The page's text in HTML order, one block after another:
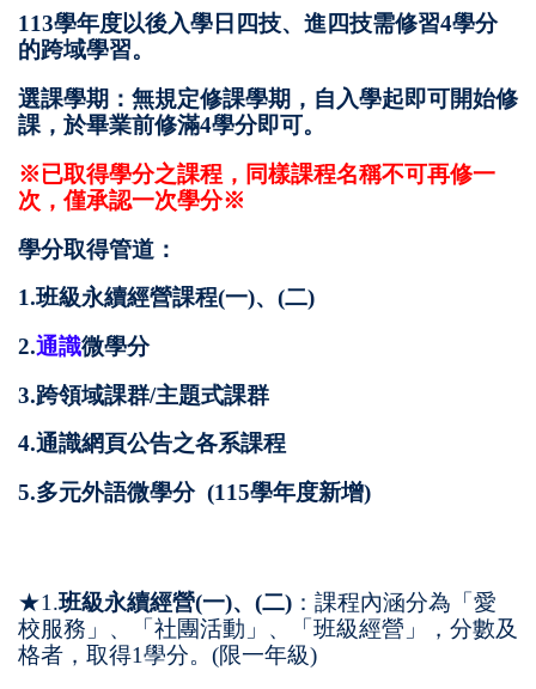
113學年度以後入學日四技、進四技需修習4學分
的跨域學習。
選課學期：無規定修課學期，自入學起即可開始修
課，於畢業前修滿4學分即可。
※已取得學分之課程，同樣課程名稱不可再修一
次，僅承認一次學分※
學分取得管道：
1.班級永續經營課程(一)、(二)
2.通識微學分
3.跨領域課群/主題式課群
4.通識網頁公告之各系課程
5.多元外語微學分 (115學年度新增)
★1.班級永續經營(一)、(二) ：課程內涵分為「愛
校服務」、「社團活動」、「班級經營」，分數及
格者，取得1學分。(限一年級)